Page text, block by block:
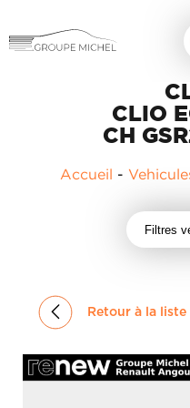
MICROCAR
SERVICES
MICHEL
ACADÉMIE
CLIO
CH
Accueil -
Filtres
Retour à la liste